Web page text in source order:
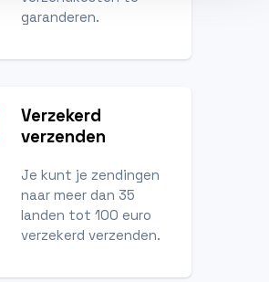
garanderen.
Verzekerd
verzenden
Je kunt je zendingen
naar meer dan 35
landen tot 100 euro
verzekerd verzenden.